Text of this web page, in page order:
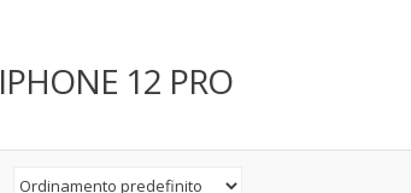
IPHONE 12 PRO